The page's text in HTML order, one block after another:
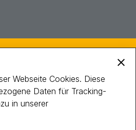
Webseite Cookies. Diese
Daten für Tracking-
in unserer